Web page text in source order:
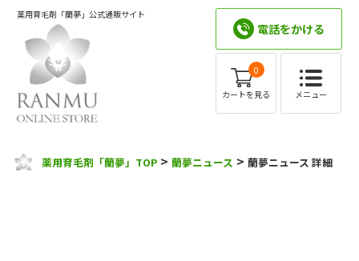
薬用育毛剤「蘭夢」公式通販サイト
電話をかける
0
カートを見る メニュー
薬用育毛剤「蘭夢」TOP >蘭夢ニュース >蘭夢ニュース 詳細